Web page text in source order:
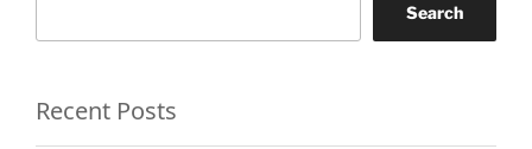
Search
Recent Posts